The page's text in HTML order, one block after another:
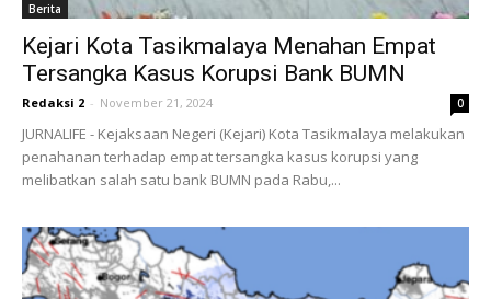
Berita
Kejari Kota Tasikmalaya Menahan Empat
Tersangka Kasus Korupsi Bank BUMN
Redaksi 2 - November 21, 2024 0
JURNALIFE - Kejaksaan Negeri (Kejari) Kota Tasikmalaya melakukan
penahanan terhadap empat tersangka kasus korupsi yang
melibatkan salah satu bank BUMN pada Rabu,...